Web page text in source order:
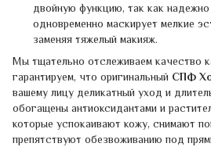
двойную функцию, так как
одновременно маскирует мелкие
заменяя тяжелый макияж.
Мы тщательно отслеживаем качество
гарантируем, что оригинальный СПФ
вашему лицу деликатный уход и
обогащены антиоксидантами и
которые успокаивают кожу, снимают
препятствуют обезвоживанию под